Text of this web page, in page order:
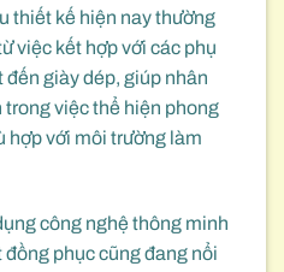
thiết kế hiện nay thường
việc kết hợp với các phụ
đến giày dép, giúp nhân
việc thể hiện phong
hợp với môi trường làm
công nghệ thông minh
phục cũng đang nổi